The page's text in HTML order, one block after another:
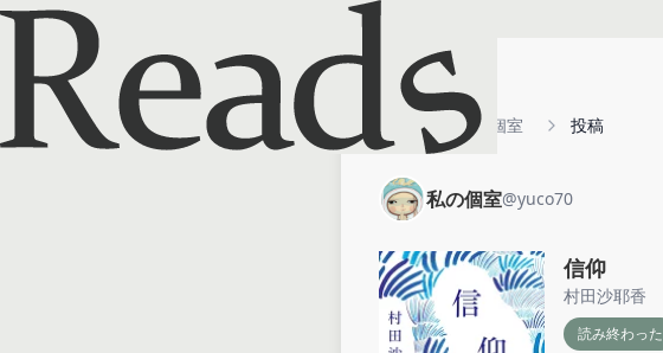
私の個室 投稿
私の個室@yuco70
信仰
村田沙耶香
読み終わった